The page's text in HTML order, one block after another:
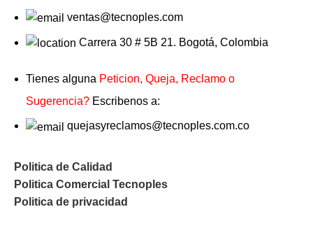
ventas@tecnoples.com
Carrera 30 # 5B 21. Bogotá, Colombia
Tienes alguna Peticion, Queja, Reclamo o
Sugerencia? Escribenos a:
quejasyreclamos@tecnoples.com.co
Politica de Calidad
Politica Comercial Tecnoples
Politica de privacidad